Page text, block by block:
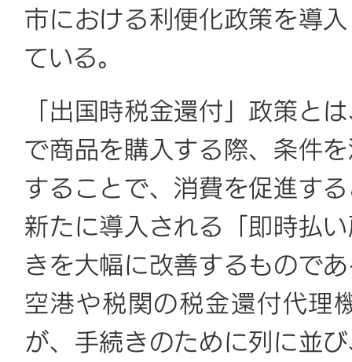
市における利便化政策を導
ている。
「出国時税金還付」政策と
で商品を購入する際、条件
することで、消費を促進す
新たに導入される「即時払
きを大幅に改善するもので
空港や税関の税金還付代理
が、手続きのために列に並